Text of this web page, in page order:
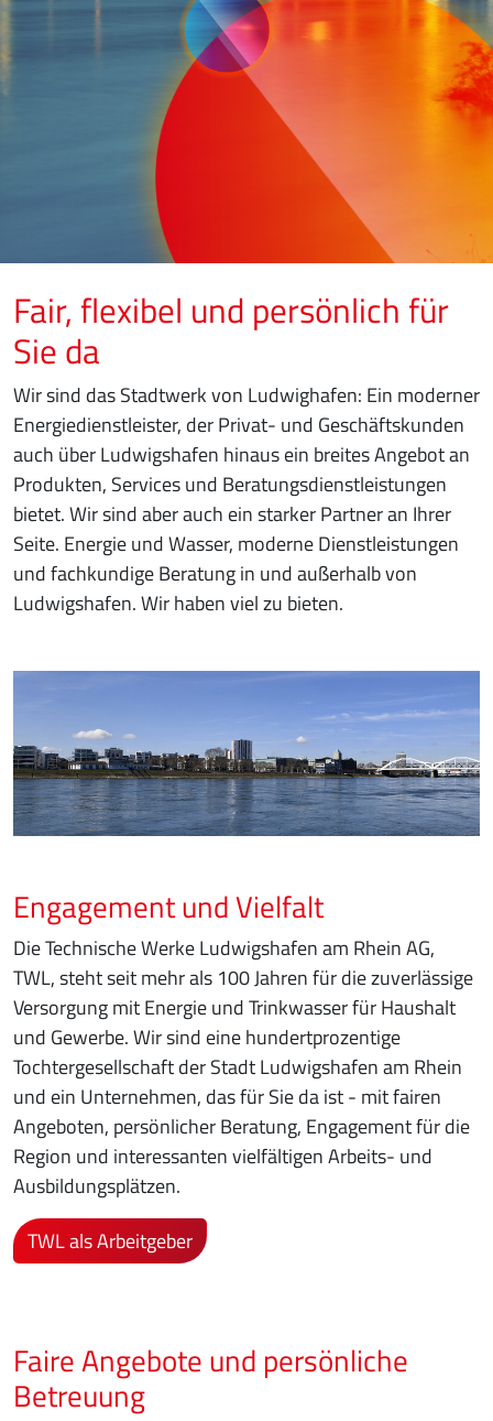
Fair, flexibel und persönlich für
Sie da
Wir sind das Stadtwerk von Ludwighafen: Ein moderner
Energiedienstleister, der Privat- und Geschäftskunden
auch über Ludwigshafen hinaus ein breites Angebot an
Produkten, Services und Beratungsdienstleistungen
bietet. Wir sind aber auch ein starker Partner an Ihrer
Seite. Energie und Wasser, moderne Dienstleistungen
und fachkundige Beratung in und außerhalb von
Ludwigshafen. Wir haben viel zu bieten.
Engagement und Vielfalt
Die Technische Werke Ludwigshafen am Rhein AG,
TWL, steht seit mehr als 100 Jahren für die zuverlässige
Versorgung mit Energie und Trinkwasser für Haushalt
und Gewerbe. Wir sind eine hundertprozentige
Tochtergesellschaft der Stadt Ludwigshafen am Rhein
und ein Unternehmen, das für Sie da ist - mit fairen
Angeboten, persönlicher Beratung, Engagement für die
Region und interessanten vielfältigen Arbeits- und
Ausbildungsplätzen.
TWL als Arbeitgeber
Faire Angebote und persönliche
Betreuung